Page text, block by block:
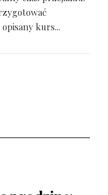
kurs...